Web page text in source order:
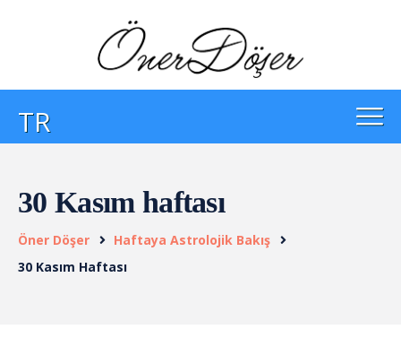
TR
30 Kasım haftası
Öner Döşer
Haftaya Astrolojik Bakış
30 Kasım Haftası